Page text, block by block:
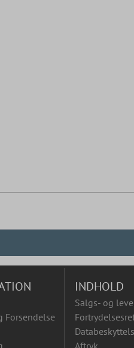
Forsendelse
INDHOLD
Salgs- og
Aftryk